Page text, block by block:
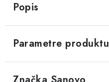
Popis
Parametre produktu